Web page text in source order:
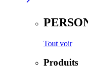
Tout voir
Produits